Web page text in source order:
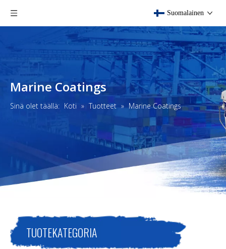
Suomalainen
Marine Coatings
Sinä olet täällä: Koti » Tuotteet » Marine Coatings
TUOTEKATEGORIA